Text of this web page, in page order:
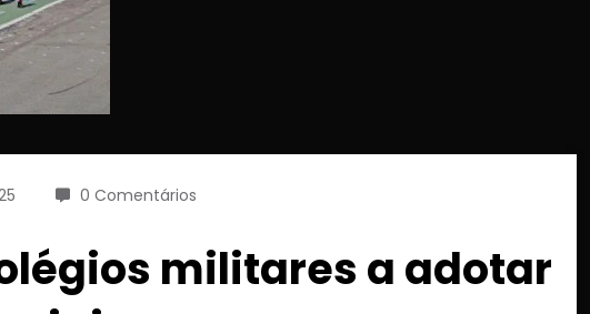
0 Comentários
militares a adotar